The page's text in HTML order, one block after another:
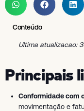
Conteúdo
Ultima atualizacao:
Principais
Conformidade com
movimentação e